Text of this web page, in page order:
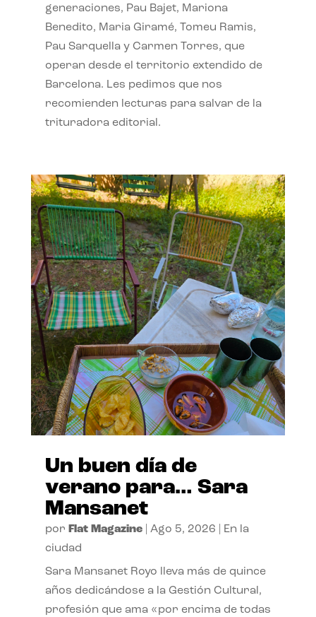
generaciones, Pau Bajet, Mariona
Benedito, Maria Giramé, Tomeu Ramis,
Pau Sarquella y Carmen Torres, que
operan desde el territorio extendido de
Barcelona. Les pedimos que nos
recomienden lecturas para salvar de la
trituradora editorial.
Un buen día de
verano para… Sara
Mansanet
por Flat Magazine| Ago 5, 2026
En la
ciudad
Sara Mansanet Royo lleva más de quince
años dedicándose a la Gestión Cultural,
profesión que ama «por encima de todas